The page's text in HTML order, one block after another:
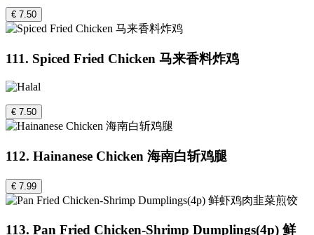
€ 7.50
111. Spiced Fried Chicken 马来香料炸鸡
€ 7.50
112. Hainanese Chicken 海南白斩鸡腿
€ 7.99
113. Pan Fried Chicken-Shrimp Dumplings(4p) 鲜